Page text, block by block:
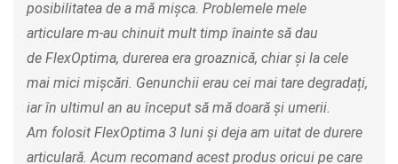
posibilitatea de a mă mișca. Problemele mele
articulare m-au chinuit mult timp înainte să dau
de FlexOptima, durerea era groaznică, chiar și la cele
mai mici mișcări. Genunchii erau cei mai tare degradați,
iar în ultimul an au început să mă doară și umerii.
Am folosit FlexOptima 3 luni și deja am uitat de durere
articulară. Acum recomand acest produs oricui pe care